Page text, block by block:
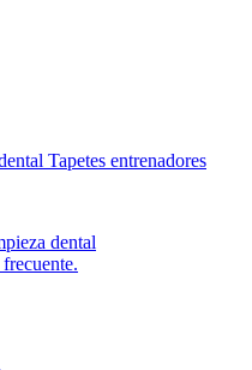
Tapetes entrenadores
dental